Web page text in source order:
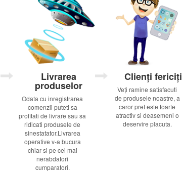
Livrarea
produselor
Odata cu inregistrarea
comenzii puteti sa
profitati de livrare sau sa
ridicati produsele de
sinestatator.Livrarea
operative v-a bucura
chiar si pe cei mai
nerabdatori
cumparatori.
Clienți fericiți
Veți ramine satisfacuti
de produsele noastre, a
caror pret este foarte
atractiv si deasemeni o
deservire placuta.